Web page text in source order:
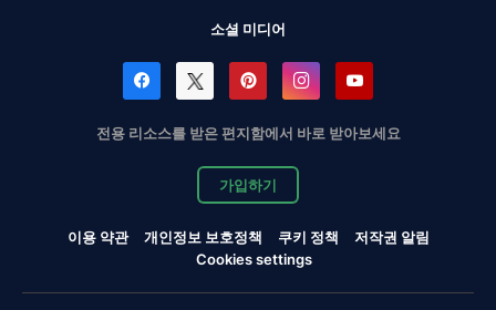
소셜 미디어
전용 리소스를 받은 편지함에서 바로 받아보세요
가입하기
이용 약관 개인정보 보호정책 쿠키 정책
저작권 알림
Cookies settings